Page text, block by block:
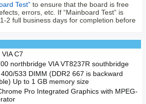
Test” to ensure that the board is free
errors, etc. If “Mainboard Test” is
2 full business days for completion before
C7
northbridge VIA VT8237R southbridge
533 DIMM (DDR2 667 is backward
Up to 1 GB memory size
Pro Integrated Graphics with MPEG-